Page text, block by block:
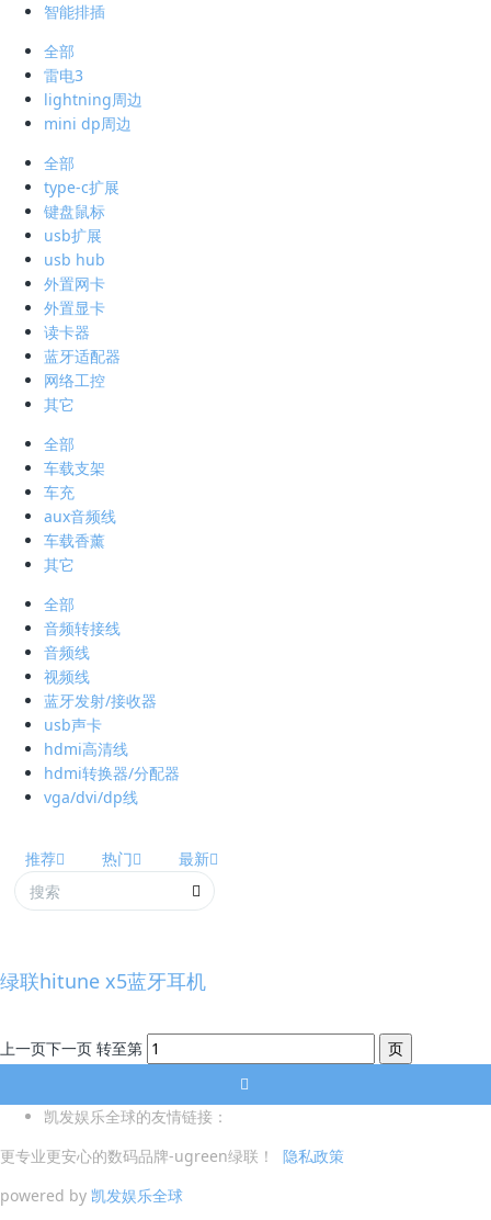
智能排插
全部
雷电3
lightning周边
mini dp周边
全部
type-c扩展
键盘鼠标
usb扩展
usb hub
外置网卡
外置显卡
读卡器
蓝牙适配器
网络工控
其它
全部
车载支架
车充
aux音频线
车载香薰
其它
全部
音频转接线
音频线
视频线
蓝牙发射/接收器
usb声卡
hdmi高清线
hdmi转换器/分配器
vga/dvi/dp线
推荐 热门 最新
绿联hitune x5蓝牙耳机
上一页下一页 转至第
凯发娱乐全球的友情链接：
更专业更安心的数码品牌-ugreen绿联！ 隐私政策
powered by 凯发娱乐全球